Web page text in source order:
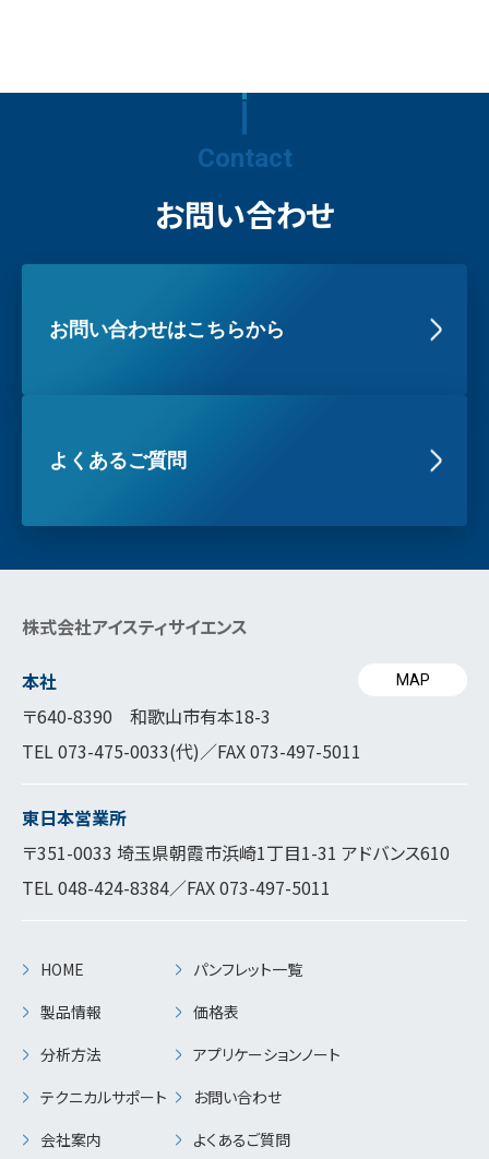
Contact
お問い合わせ
お問い合わせはこちらから
よくあるご質問
株式会社アイスティサイエンス
本社
〒640-8390 和歌山市有本18-3
TEL073-475-0033(代)／FAX 073-497-5011
MAP
東日本営業所
〒351-0033 埼玉県朝霞市浜崎1丁目1-31 アドバンス610
TEL048-424-8384／FAX 073-497-5011
HOME
製品情報
分析方法
テクニカルサポート
会社案内
パンフレット一覧
価格表
アプリケーションノート
お問い合わせ
よくあるご質問